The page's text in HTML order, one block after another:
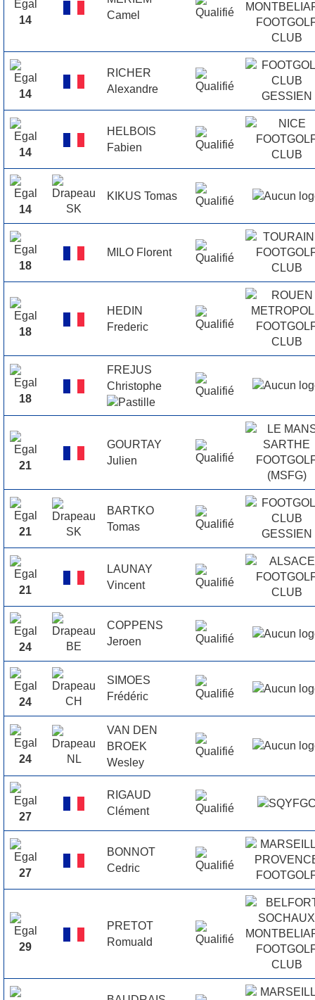
14
Camel
14
RICHER
Alexandre
14
HELBOIS
Fabien
14
KIKUS Tomas
18
MILO Florent
18
HEDIN
Frederic
18
FREJUS
Christophe
21
GOURTAY
Julien
21
BARTKO
Tomas
21
LAUNAY
Vincent
24
COPPENS
Jeroen
24
SIMOES
Frédéric
24
VAN DEN
BROEK
Wesley
27
RIGAUD
Clément
27
BONNOT
Cedric
29
PRETOT
Romuald